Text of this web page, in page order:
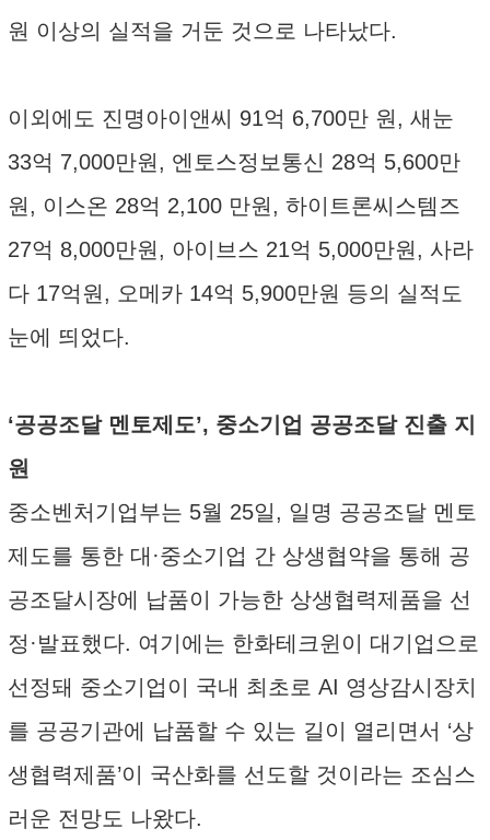
원 이상의 실적을 거둔 것으로 나타났다.
이외에도 진명아이앤씨 91억 6,700만 원, 새눈
33억 7,000만원, 엔토스정보통신 28억 5,600만
원, 이스온 28억 2,100 만원, 하이트론씨스템즈
27억 8,000만원, 아이브스 21억 5,000만원, 사라
다 17억원, 오메카 14억 5,900만원 등의 실적도
눈에 띄었다.
‘공공조달 멘토제도’, 중소기업 공공조달 진출 지
원
중소벤처기업부는 5월 25일, 일명 공공조달 멘토
제도를 통한 대·중소기업 간 상생협약을 통해 공
공조달시장에 납품이 가능한 상생협력제품을 선
정·발표했다. 여기에는 한화테크윈이 대기업으로
선정돼 중소기업이 국내 최초로 AI 영상감시장치
를 공공기관에 납품할 수 있는 길이 열리면서 ‘상
생협력제품’이 국산화를 선도할 것이라는 조심스
러운 전망도 나왔다.